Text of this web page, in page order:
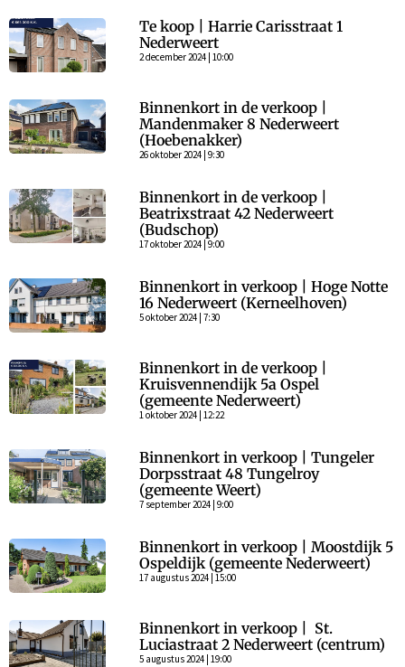
Te koop | Harrie Carisstraat 1
Nederweert
2 december 2024 | 10:00
Binnenkort in de verkoop |
Mandenmaker 8 Nederweert
(Hoebenakker)
26 oktober 2024 | 9:30
Binnenkort in de verkoop |
Beatrixstraat 42 Nederweert
(Budschop)
17 oktober 2024 | 9:00
Binnenkort in verkoop | Hoge Notte
16 Nederweert (Kerneelhoven)
5 oktober 2024 | 7:30
Binnenkort in de verkoop |
Kruisvennendijk 5a Ospel
(gemeente Nederweert)
1 oktober 2024 | 12:22
Binnenkort in verkoop | Tungeler
Dorpsstraat 48 Tungelroy
(gemeente Weert)
7 september 2024 | 9:00
Binnenkort in verkoop | Moostdijk 5
Ospeldijk (gemeente Nederweert)
17 augustus 2024 | 15:00
Binnenkort in verkoop | St.
Luciastraat 2 Nederweert (centrum)
5 augustus 2024 | 19:00